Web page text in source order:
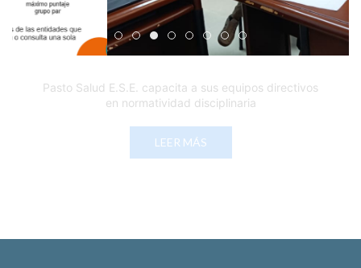
Edicto Emplazatorio a los Afiliados en el Régimen
Pasto Salud ESE lidera gestión institucional
Pasto Salud E.S.E. capacita a sus equipos
Último día para inscripciones en
Viceministro garantiza
Mil pesos que salvan vidas:
Cápsula 18-26 - Reporte
Cápsula 17-26 -
Pasto Salud E.S.E. capacita a sus equipos directivos
en normatividad disciplinaria
LEER MÁS